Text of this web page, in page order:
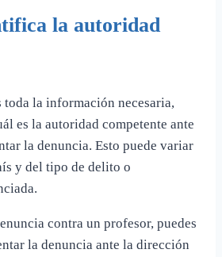
la autoridad
toda la información necesaria,
es la autoridad competente ante
la denuncia. Esto puede variar
y del tipo de delito o
contra un profesor, puedes
la denuncia ante la dirección